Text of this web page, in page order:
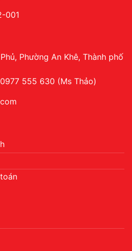
001
Phường An Khê, Thành phố
555 630 (Ms Thảo)